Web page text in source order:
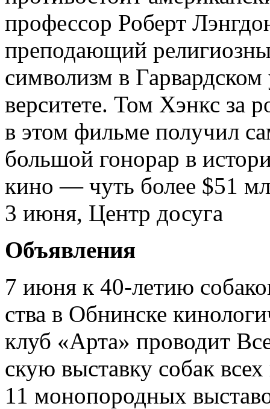
профессор Роберт
преподающий
символизм в
верситете. Том Хэнкс за
в этом фильме получил
большой гонорар в
кино — чуть более $51
3 июня, Центр досуга
Объявления
7 июня к 40-летию
ства в Обнинске
клуб «Арта» проводит
скую выставку собак
11 монопородных